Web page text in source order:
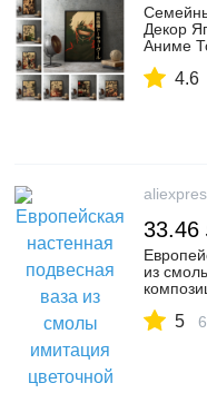
Декор
Аниме
плакат
4.6
33.46
из
стен-in
5